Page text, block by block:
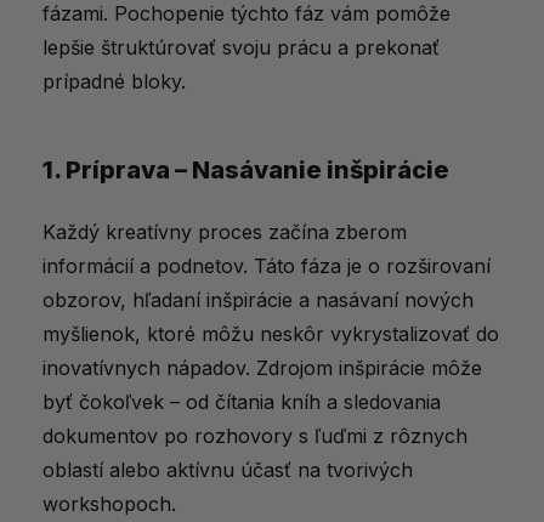
Ďalšie tipy od slovenských magazínov
fázami. Pochopenie týchto fáz vám pomôže
lepšie štruktúrovať svoju prácu a prekonať
prípadné bloky.
1. Príprava – Nasávanie inšpirácie
Každý kreatívny proces začína zberom
informácií a podnetov. Táto fáza je o rozširovaní
obzorov, hľadaní inšpirácie a nasávaní nových
myšlienok, ktoré môžu neskôr vykrystalizovať do
inovatívnych nápadov. Zdrojom inšpirácie môže
byť čokoľvek – od čítania kníh a sledovania
dokumentov po rozhovory s ľuďmi z rôznych
oblastí alebo aktívnu účasť na tvorivých
workshopoch.